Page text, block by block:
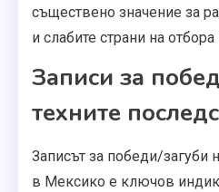
съществено значение за
и слабите страни на
Записи за
техните
Записът за победи/загуби
в Мексико е ключов